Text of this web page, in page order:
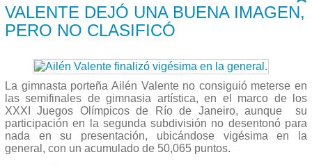
VALENTE DEJÓ UNA BUENA IMAGEN,
PERO NO CLASIFICÓ
La gimnasta porteña Ailén Valente no consiguió meterse en
las semifinales de gimnasia artística, en el marco de los
XXXI Juegos Olímpicos de Río de Janeiro, aunque su
participación en la segunda subdivisión no desentonó para
nada en su presentación, ubicándose vigésima en la
general, con un acumulado de 50,065 puntos.